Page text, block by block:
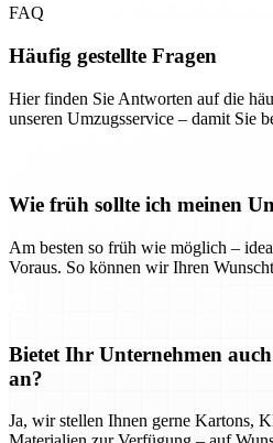
FAQ
Häufig gestellte Fragen
Hier finden Sie Antworten auf die
unseren Umzugsservice – damit Sie
Wie früh sollte ich meinen
Am besten so früh wie möglich –
Voraus. So können wir Ihren
Bietet Ihr Unternehmen
an?
Ja, wir stellen Ihnen gerne Kartons,